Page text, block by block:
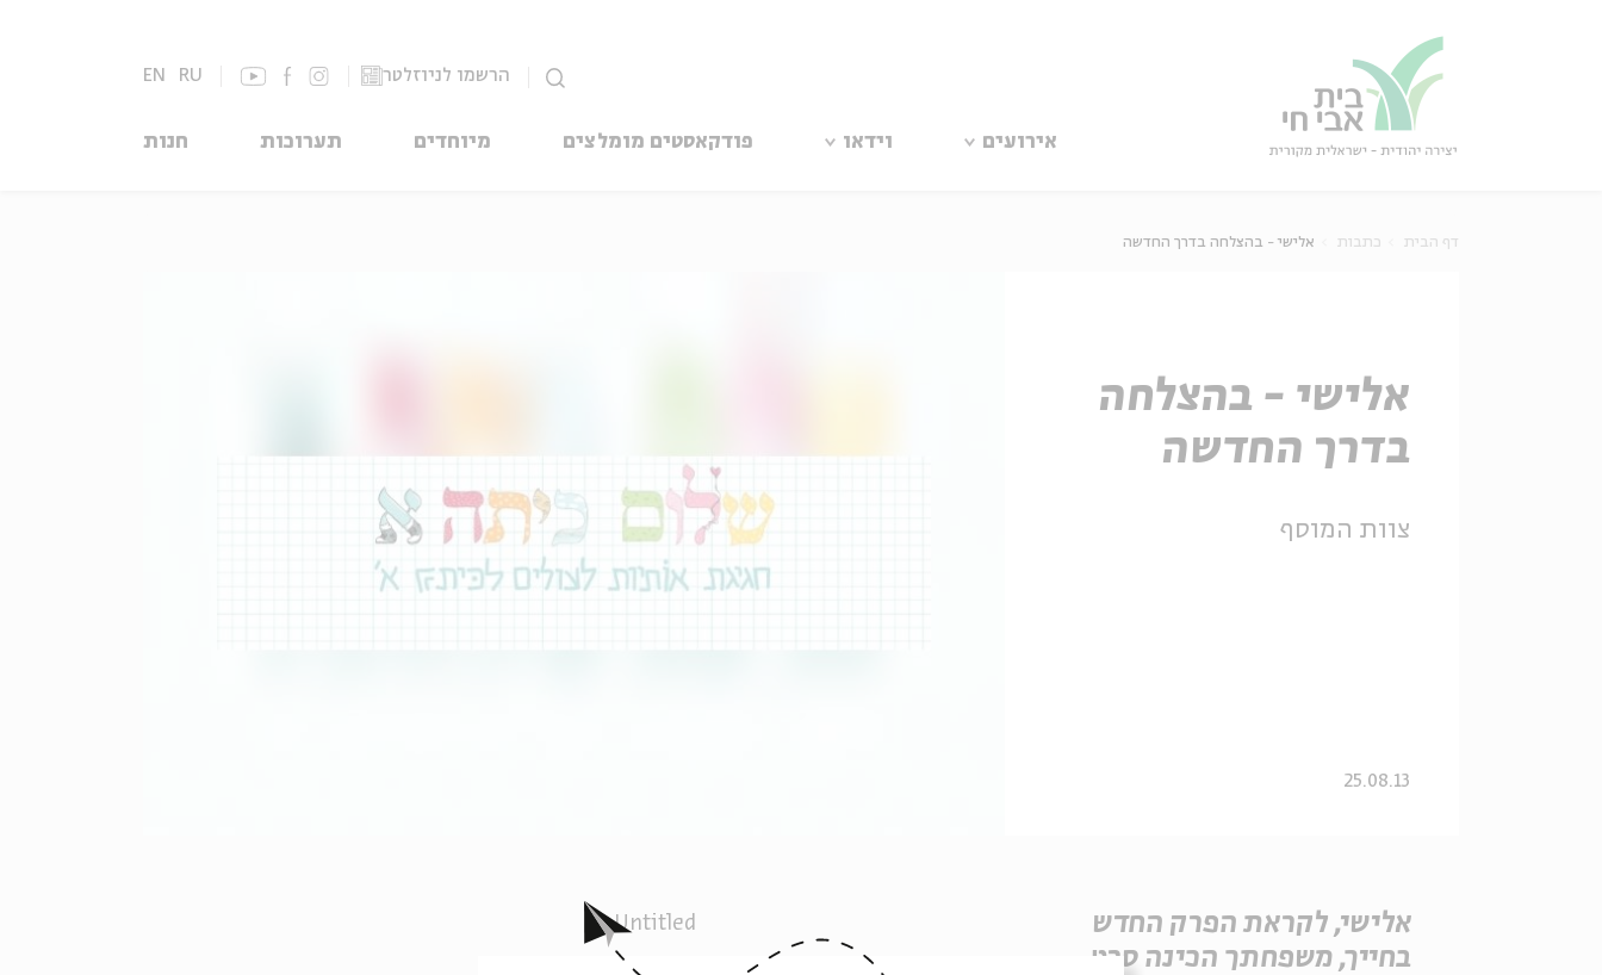
הרשמו לניוזלטר EN RU
אירועים וידאו פודקאסטים מומלצים מיוחדים תערוכות חנות
דף הבית כתבות אלישי - בהצלחה בדרך החדשה
אלישי - בהצלחה
בדרך החדשה
צוות המוסף
25.08.13
אלישי, לקראת הפרק החדש
בחייך, משפחתך הכינה סרט
Untitled